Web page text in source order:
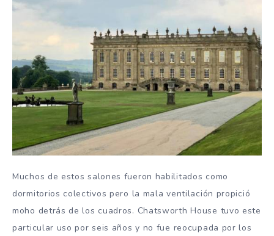
Muchos de estos salones fueron habilitados como
dormitorios colectivos pero la mala ventilación propició
moho detrás de los cuadros. Chatsworth House tuvo este
particular uso por seis años y no fue reocupada por los